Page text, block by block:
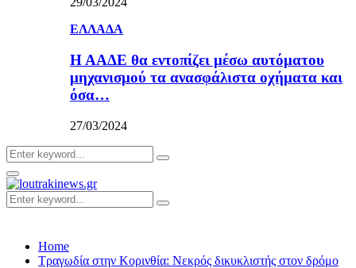
ΕΛΛΑΔΑ
Η ΑΑΔΕ θα εντοπίζει μέσω αυτόματου
μηχανισμού τα ανασφάλιστα οχήματα και
όσα…
27/03/2024
Search
for:
Search
Primary
Menu
Search
for:
Search
Home
Τραγωδία στην Κορινθία: Νεκρός δικυκλιστής στον δρόμο